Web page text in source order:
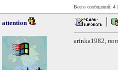
Всего сообщений: 4
attention
arinka1982,